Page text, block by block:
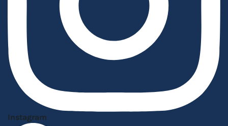
Instagram